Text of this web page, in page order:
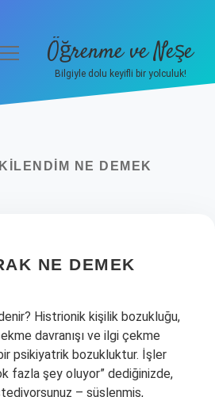
menüyüÖğrenme ve Neşe
Bilgiyle dolu keyifli bir yolculuk!
NE DEMEK
NE DEMEK
Histrionik kişilik bozukluğu,
davranışı ve ilgi çekme
psikiyatrik bozukluktur. İşler
fazla şey oluyor” dediğinizde,
– süslenmiş,